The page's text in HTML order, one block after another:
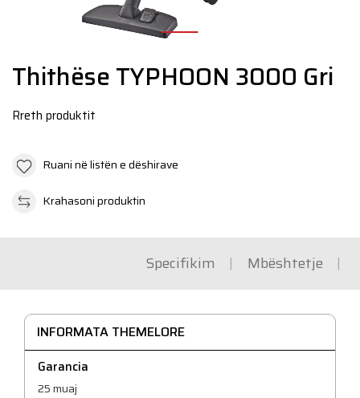
Thithëse TYPHOON 3000 Gri
Rreth produktit
Ruani në listën e dëshirave
Krahasoni produktin
Specifikim Mbështetje
INFORMATA THEMELORE
Garancia
25 muaj